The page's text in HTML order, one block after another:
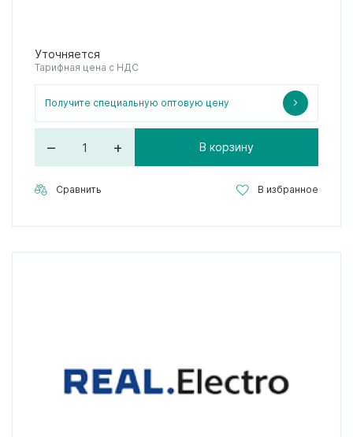
Уточняется
Тарифная цена с НДС
Получите специальную оптовую цену
– + В корзину
Сравнить В избранное